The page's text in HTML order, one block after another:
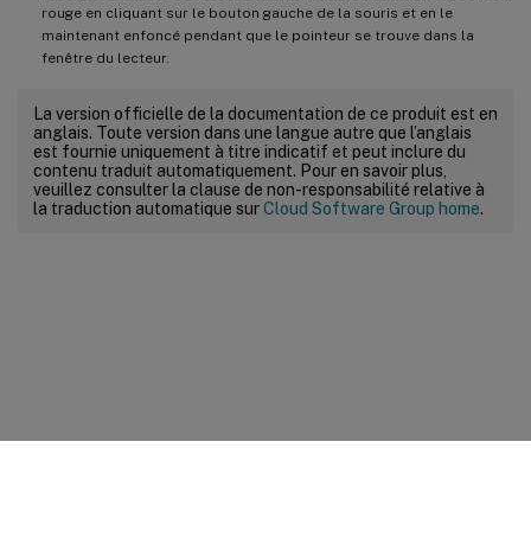
rouge en cliquant sur le bouton gauche de la souris et en le
maintenant enfoncé pendant que le pointeur se trouve dans la
fenêtre du lecteur.
La version officielle de la documentation de ce produit est en
anglais. Toute version dans une langue autre que l’anglais
est fournie uniquement à titre indicatif et peut inclure du
contenu traduit automatiquement. Pour en savoir plus,
veuillez consulter la clause de non-responsabilité relative à
la traduction automatique surCloud Software Group home.